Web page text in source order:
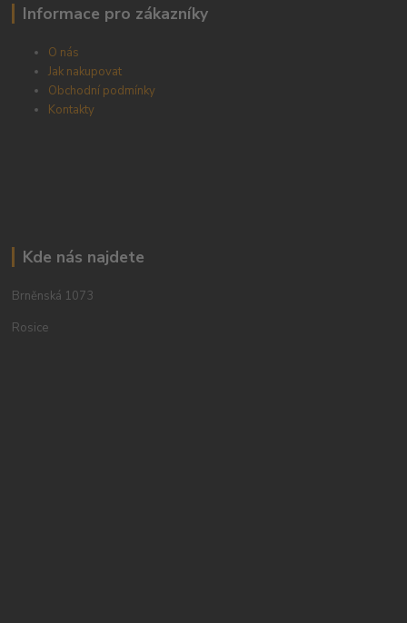
Informace pro zákazníky
O nás
Jak nakupovat
Obchodní podmínky
Kontakty
Kde nás najdete
Brněnská 1073
Rosice